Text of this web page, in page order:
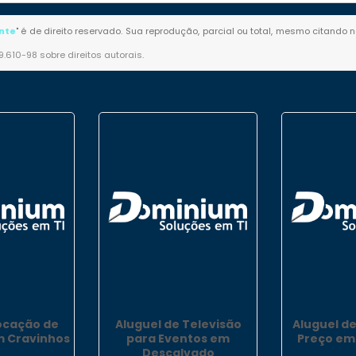
" é de direito reservado. Sua reprodução, parcial ou total, mesmo
9.610-98 sobre direitos autorais.
de
Cravinhos
Aluguel de Televisão
para Eventos em
Descalvado
Aluguel
Preço